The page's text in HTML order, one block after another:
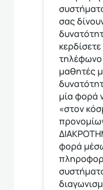
σας
τηλέφωνο
μαθητές
μία φορά
«στον
φορά